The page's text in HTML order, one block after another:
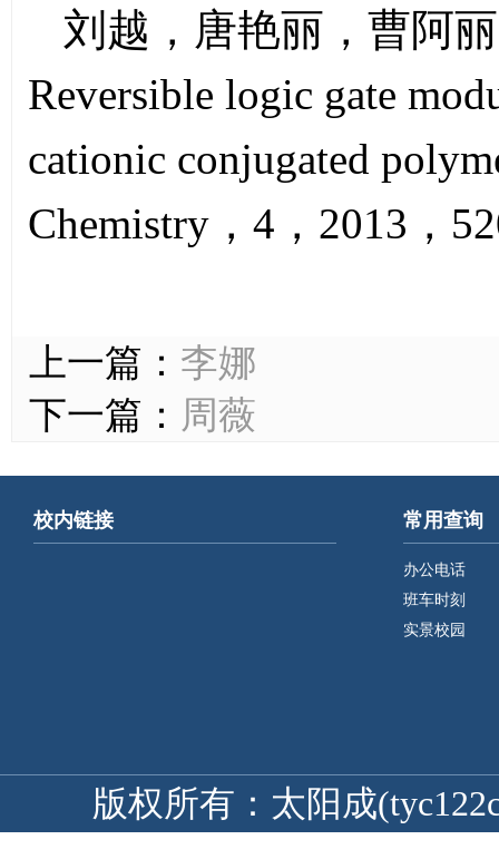
刘越，唐艳丽，曹阿
Reversible logic gate
cationic conjugated
Chemistry，4，2013，
上一篇： 李娜
下一篇： 周薇
校内链接 常用查询
办公电话
班车时刻
实景校园
版权所有：太阳成